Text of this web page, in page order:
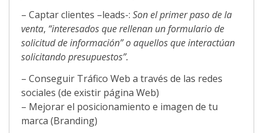
– Captar clientes –leads-: Son el primer paso de la
venta, “interesados que rellenan un formulario de
solicitud de información” o aquellos que interactúan
solicitando presupuestos”.
– Conseguir Tráfico Web a través de las redes
sociales (de existir página Web)
– Mejorar el posicionamiento e imagen de tu
marca (Branding)